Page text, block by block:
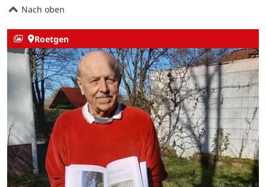
Nach oben
Roetgen